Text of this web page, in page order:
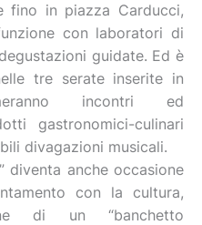
fino in piazza Carducci,
con laboratori di
guidate. Ed è
tre serate inserite in
incontri ed
gastronomici-culinari
divagazioni musicali.
diventa anche occasione
con la cultura,
di un “banchetto